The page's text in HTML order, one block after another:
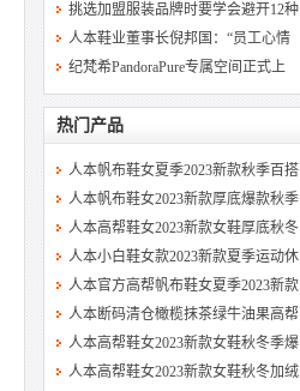
挑选加盟服装品牌时要学会避开12种
人本鞋业董事长倪邦国：“员工心情
纪梵希PandoraPure专属空间正式上
热门产品
人本帆布鞋女夏季2023新款秋季百搭
人本帆布鞋女2023新款厚底爆款秋季
人本高帮鞋女2023新款女鞋厚底秋冬
人本小白鞋女款2023新款夏季运动休
人本官方高帮帆布鞋女夏季2023新款
人本断码清仓橄榄抹茶绿牛油果高帮
人本高帮鞋女2023新款女鞋秋冬季爆
人本高帮鞋女2023新款女鞋秋冬加绒